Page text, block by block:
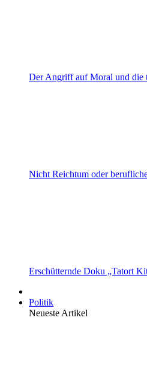
Der Angriff auf Moral und
Nicht Reichtum oder
Erschütternde Doku „Tatort
Politik
Neueste Artikel